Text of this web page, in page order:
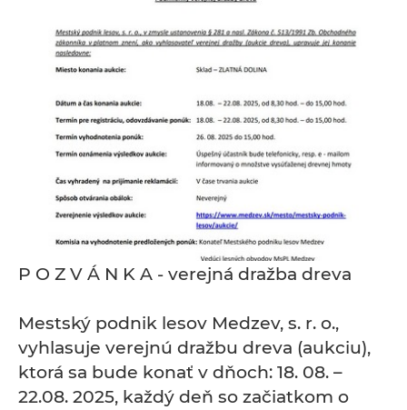
P O Z V Á N K A - verejná dražba dreva
Mestský podnik lesov Medzev, s. r. o.,
vyhlasuje verejnú dražbu dreva (aukciu),
ktorá sa bude konať v dňoch: 18. 08. –
22.08. 2025, každý deň so začiatkom o